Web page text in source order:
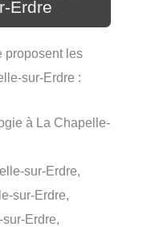
Erdre
proposent les
sur-Erdre :
à La Chapelle-
sur-Erdre,
sur-Erdre,
Erdre,